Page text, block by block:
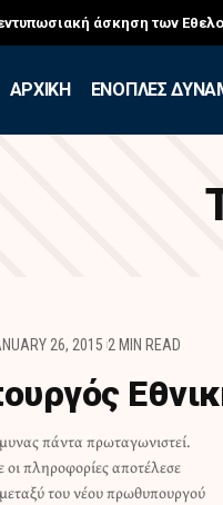
άσκηση των
APXIKH ΕΝΟΠΛΕΣ
26, 2015 2 MIN READ
πάντα πρωταγωνιστεί.
πληροφορίες αποτέλεσε
του νέου πρωθυπουργού
Πάνου Καμμένου. Το ΥΠΕΘΑ
των ΑΝΕΛ αλλά δεν είναι